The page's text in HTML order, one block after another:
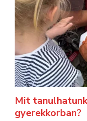
Mit
gyerekkorban?